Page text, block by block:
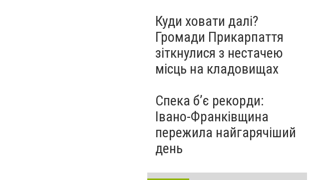
Куди ховати далі?
Громади Прикарпаття
зіткнулися з нестачею
місць на кладовищах
Спека б’є рекорди:
Івано-Франківщина
пережила найгарячіший
день